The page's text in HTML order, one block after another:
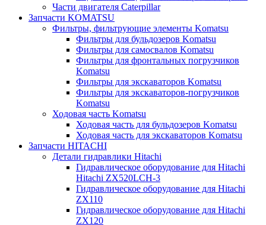
Части двигателя Caterpillar
Запчасти KOMATSU
Фильтры, фильтрующие элементы Komatsu
Фильтры для бульдозеров Komatsu
Фильтры для самосвалов Komatsu
Фильтры для фронтальных погрузчиков
Komatsu
Фильтры для экскаваторов Komatsu
Фильтры для экскаваторов-погрузчиков
Komatsu
Ходовая часть Komatsu
Ходовая часть для бульдозеров Komatsu
Ходовая часть для экскаваторов Komatsu
Запчасти HITACHI
Детали гидравлики Hitachi
Гидравлическое оборудование для Hitachi
Hitachi ZX520LCH-3
Гидравлическое оборудование для Hitachi
ZX110
Гидравлическое оборудование для Hitachi
ZX120